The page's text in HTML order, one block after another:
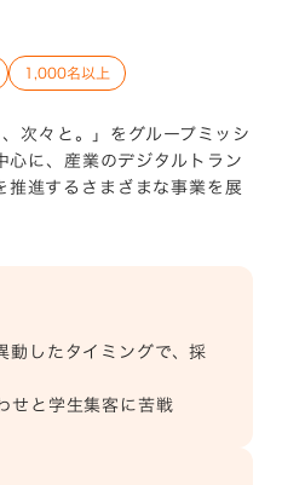
1,000名以上
次々と。」をグループミッシ
に、産業のデジタルトラン
進するさまざまな事業を展
動したタイミングで、採
せと学生集客に苦戦